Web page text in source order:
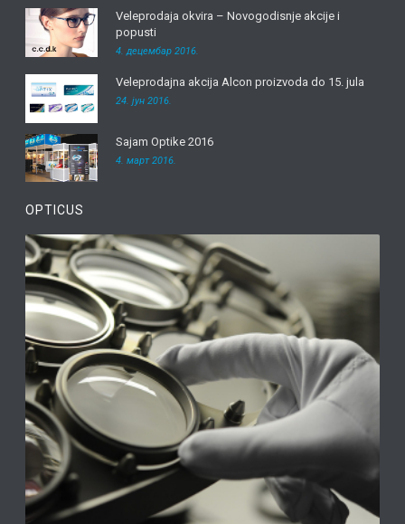
Veleprodaja okvira – Novogodisnje akcije i
popusti
4. децембар 2016.
Veleprodajna akcija Alcon proizvoda do 15. jula
24. јун 2016.
Sajam Optike 2016
4. март 2016.
OPTICUS